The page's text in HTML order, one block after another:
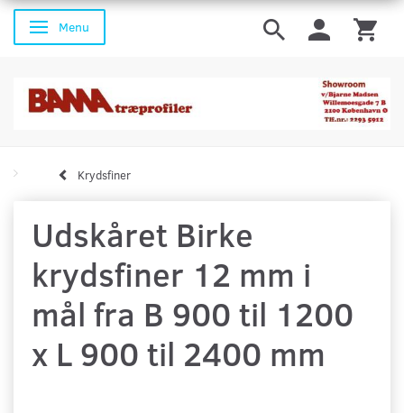
Skifte navigation
Menu
Krydsfiner
Udskåret Birke
krydsfiner 12 mm i
mål fra B 900 til 1200
x L 900 til 2400 mm